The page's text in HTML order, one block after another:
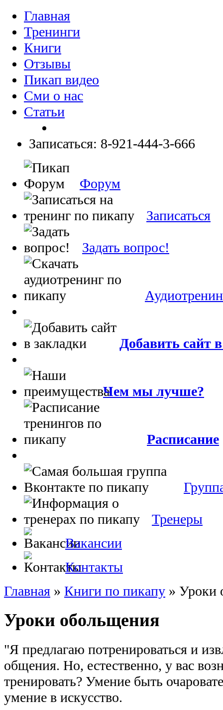
Главная
Тренинги
Книги
Отзывы
Пикап видео
Сми о нас
Статьи
Записаться: 8-921-444-3-666
Форум
Записаться
Задать вопрос!
Добавить сайт
Чем мы лучше?
Расписание
Тренеры
Вакансии
Контакты
Главная » Книги по пикапу » Уроки
Уроки обольщения
"Я предлагаю потренироваться и
общения. Но, естественно, у вас
тренировать? Умение быть
умение в искусство.